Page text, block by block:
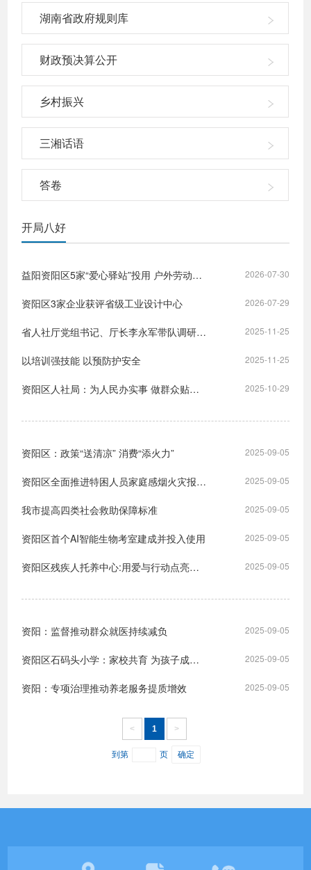
湖南省政府规则库
财政预决算公开
乡村振兴
三湘话语
答卷
开局八好
2026-07-30
益阳资阳区5家“爱心驿站”投用 户外劳动者有了清凉“新家”
2026-07-29
资阳区3家企业获评省级工业设计中心
2025-11-25
省人社厅党组书记、厅长李永军带队调研资阳区就业创业工作
2025-11-25
以培训强技能 以预防护安全
2025-10-29
资阳区人社局：为人民办实事 做群众贴心人
2025-09-05
资阳区：政策“送清凉” 消费“添火力”
2025-09-05
资阳区全面推进特困人员家庭感烟火灾报警器安装工作
2025-09-05
我市提高四类社会救助保障标准
2025-09-05
资阳区首个AI智能生物考室建成并投入使用
2025-09-05
资阳区残疾人托养中心:用爱与行动点亮残疾人希望之光
2025-09-05
资阳：监督推动群众就医持续减负
2025-09-05
资阳区石码头小学：家校共育 为孩子成长赋能
2025-09-05
资阳：专项治理推动养老服务提质增效
< 1 >
到第 页 确定